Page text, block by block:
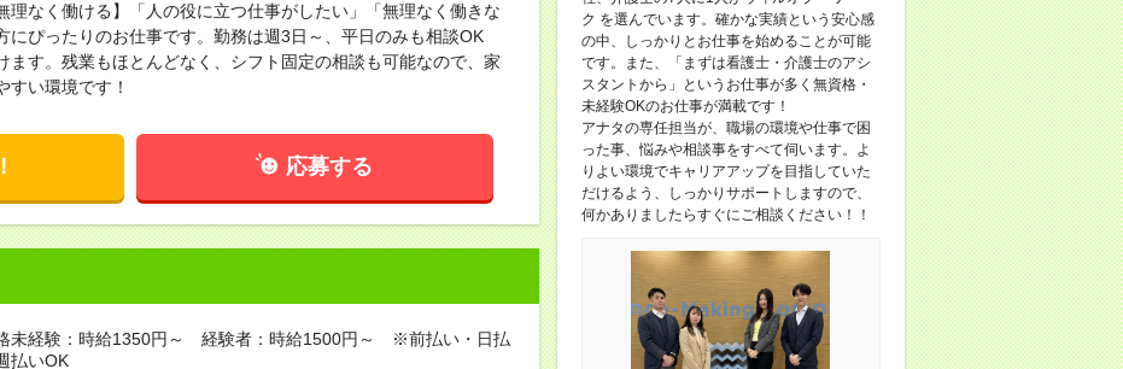
理なく働ける】「人の役に立つ仕事がしたい」「無理なく働きな
にぴったりのお仕事です。勤務は週3日～、平日のみも相談OK
ます。残業もほとんどなく、シフト固定の相談も可能なので、家
すい環境です！
応募する
未経験：時給1350円～ 経験者：時給1500円～ ※前払い・日払
払いOK
ク を選んでいます。確かな実績という安心感
の中、しっかりとお仕事を始めることが可能
です。また、「まずは看護士・介護士のアシ
スタントから」というお仕事が多く無資格・
未経験OKのお仕事が満載です！
アナタの専任担当が、職場の環境や仕事で困
った事、悩みや相談事をすべて伺います。よ
りよい環境でキャリアアップを目指していた
だけるよう、しっかりサポートしますので、
何かありましたらすぐにご相談ください！！